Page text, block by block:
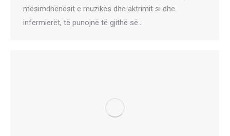
mësimdhënësit e muzikës dhe aktrimit si dhe
infermierët, të punojnë të gjithë së…